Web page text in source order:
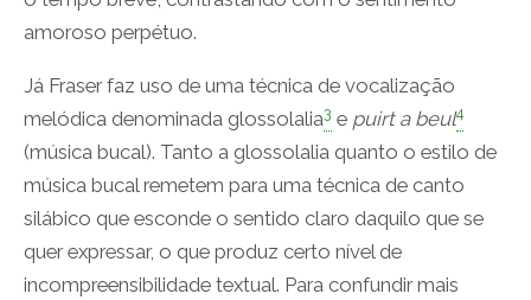
amoroso perpétuo.
Já Fraser faz uso de uma técnica de vocalização
melódica denominada glossolalia3 e puirt a beul4
(música bucal). Tanto a glossolalia quanto o estilo de
música bucal remetem para uma técnica de canto
silábico que esconde o sentido claro daquilo que se
quer expressar, o que produz certo nível de
incompreensibilidade textual. Para confundir mais